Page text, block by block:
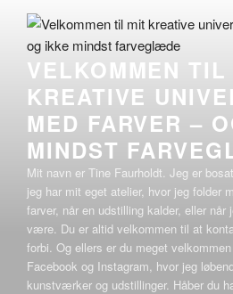
Videre
indhold
VELKOMMEN TIL
KREATIVE
MED FARVER –
MINDST
Mit navn er Tine Faurholdt. Jeg er
jeg har mit eget atelier, hvor jeg folder
farver, når en udstilling kalder, eller når
være. Du er altid velkommen til at
forbi. Og ellers er du meget
Facebook og Instagram, hvor jeg
kunstværker og udstillinger. Håber du